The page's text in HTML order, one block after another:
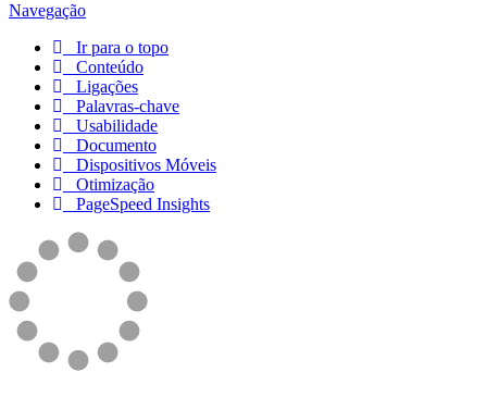
Navegação
Ir para o topo
Conteúdo
Ligações
Palavras-chave
Usabilidade
Documento
Dispositivos Móveis
Otimização
PageSpeed Insights